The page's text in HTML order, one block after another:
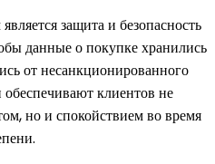
защита и безопасность
данные о покупке хранились
от несанкционированного
клиентов не
но и спокойствием во время